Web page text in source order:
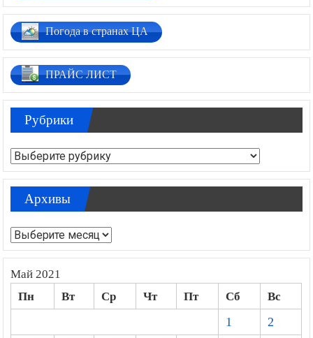
Погода в странах ЦА
ПРАЙС ЛИСТ
Рубрики
Рубрики
Архивы
Архивы
Май 2021
Пн Вт Ср Чт Пт Сб
Вс
1
2